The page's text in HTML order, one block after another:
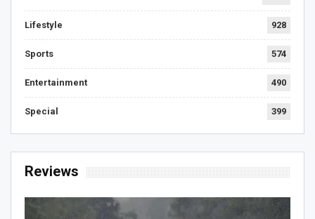
Lifestyle 928
Sports 574
Entertainment 490
Special 399
Reviews